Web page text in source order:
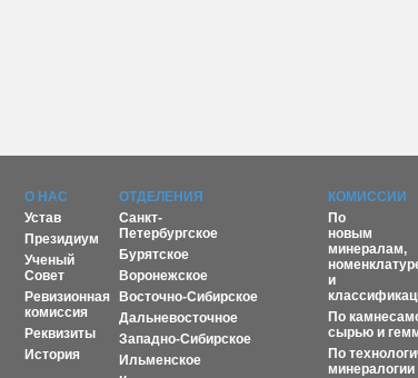
О НАС
Устав
Президиум
Ученый
Совет
Ревизионная
комиссия
Реквизиты
История
ОТДЕЛЕНИЯ
Санкт-
Петербургское
Бурятское
Воронежское
Восточно-Сибирское
Дальневосточное
Западно-Сибирское
Ильменское
КОМИССИИ
По
новым
минералам,
и
По
сырью и
По
минералогии